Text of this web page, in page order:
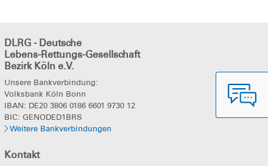
DLRG - Deutsche
Lebens-Rettungs-Gesellschaft
Bezirk Köln e.V.
Unsere Bankverbindung:
Volksbank Köln Bonn
IBAN: DE20 3806 0186 6601 9730 12
BIC: GENODED1BRS
Weitere Bankverbindungen
Kontakt